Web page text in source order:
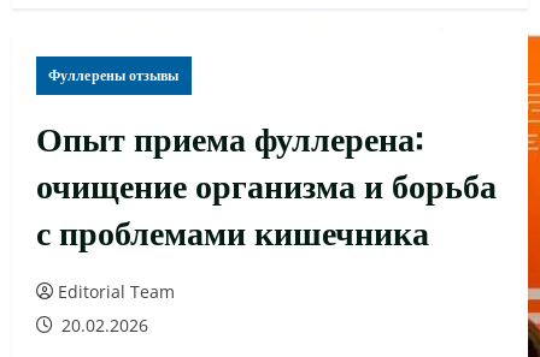
Фуллерены отзывы
Опыт приема фуллерена:
очищение организма и борьба
с проблемами кишечника
Editorial Team
20.02.2026